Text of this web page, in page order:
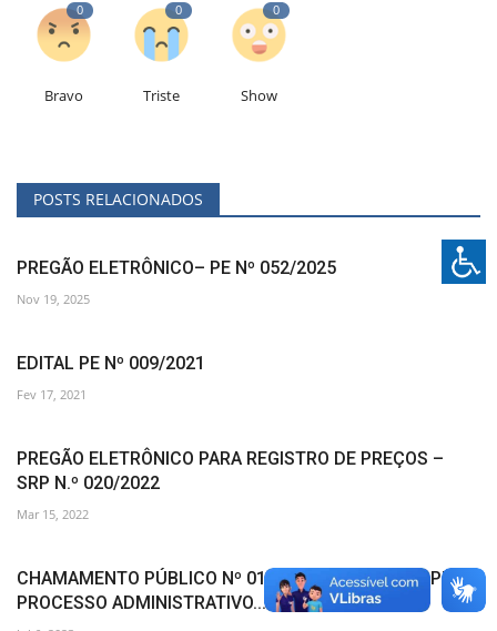
0
Bravo
0
Triste
0
Show
POSTS RELACIONADOS
PREGÃO ELETRÔNICO– PE Nº 052/2025
Nov 19, 2025
EDITAL PE Nº 009/2021
Fev 17, 2021
PREGÃO ELETRÔNICO PARA REGISTRO DE PREÇOS –
SRP N.º 020/2022
Mar 15, 2022
CHAMAMENTO PÚBLICO Nº 011/2023 – SMS/PMF-PI,
PROCESSO ADMINISTRATIVO...